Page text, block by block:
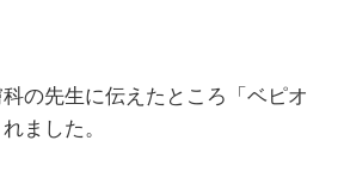
の先生に伝えたところ「ベピオ
ました。